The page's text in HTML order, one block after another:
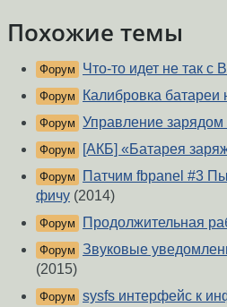
Похожие темы
Форум Что-то идет не так с
Форум Калибровка батареи
Форум Управление зарядом
Форум [АКБ] «Батарея
Форум
Патчим fbpanel #3
фичу (2014)
Форум Продолжительная
Форум Звуковые
(2015)
Форум sysfs интерфейс к